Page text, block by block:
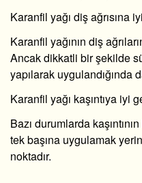
Karanfil yağı diş ağrısına
Karanfil yağının diş
Ancak dikkatli bir şekilde
yapılarak uygulandığında
Karanfil yağı kaşıntıya iyi
Bazı durumlarda
tek başına uygulamak
noktadır.